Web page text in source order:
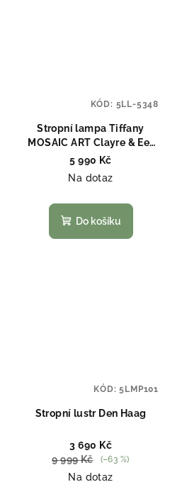
Stropní lampa Tiffany
MOSAIC ART Clayre & Eef
5LL-5348
5 990 Kč
Na dotaz
Do košíku
KÓD: 5LL-5348
Stropní lustr Den Haag
3 690 Kč
9 999 Kč
(–63 %)
Na dotaz
KÓD:5LMP101